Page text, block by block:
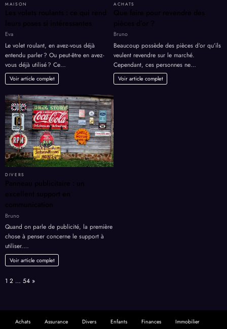
MAISON
Les volets roulants : ce qui rend
leurs poses si intéressantes
Eva
Le volet roulant, en avez-vous déjà
entendu parler ? Ou peut-être en avez-
vous déjà utilisé ? Ce…
Voir article complet
ACHATS
Que faire pour revendre des
pièces d’or ?
Bruno
Beaucoup possède des pièces d’or qu’ils
veulent revendre sur le marché.
Cependant, ces personnes ne…
Voir article complet
DIVERS
Panneau publicitaire : un
excellent support en
communication
Bruno
Quand on parle de publicité, la première
chose à penser concerne le support à
utiliser.…
Voir article complet
Page:
1 2 … 54 Next
»
Achats Assurance Divers Enfants Finances
Immobilier